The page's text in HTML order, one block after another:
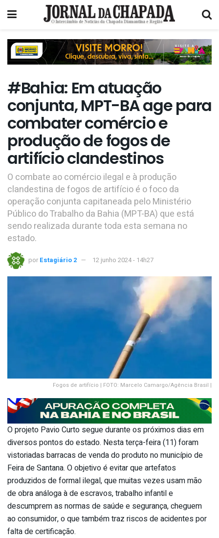
#Bahia: Em atuação
conjunta, MPT-BA age para
combater comércio e
produção de fogos de
artifício clandestinos
O combate ao comércio ilegal e à produção
clandestina de fogos de artifício é o foco da
operação conjunta capitaneada pelo Ministério
Público do Trabalho da Bahia (MPT-BA) que está
sendo realizada durante toda esta semana no
estado.
por Estagiário 2 12 junho 2024 - 14h27
Fogos de artifício | FOTO: Marcelo Camargo/Agência Brasil |
O projeto Pavio Curto segue durante os próximos dias em
diversos pontos do estado. Nesta terça-feira (11) foram
vistoriadas barracas de venda do produto no município de
Feira de Santana. O objetivo é evitar que artefatos
produzidos de formal ilegal, que muitas vezes usam mão
de obra análoga à de escravos, trabalho infantil e
descumprem as normas de saúde e segurança, cheguem
ao consumidor, o que também traz riscos de acidentes por
falta de certificação.